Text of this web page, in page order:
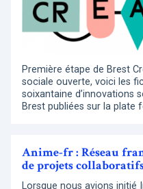
Première étape de Brest
sociale ouverte, voici les
soixantaine d’innovations
Brest publiées sur la plate
Anime-fr : Réseau
de projets
Lorsque nous avions initié